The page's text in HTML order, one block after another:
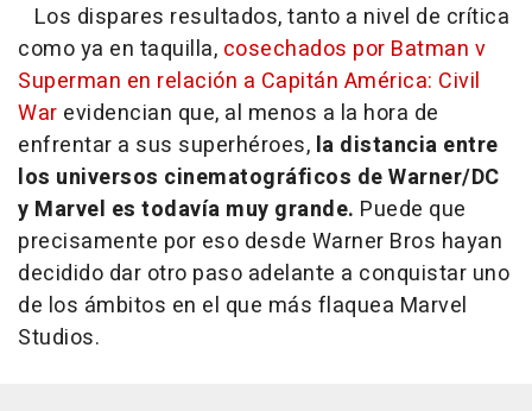
Los dispares resultados, tanto a nivel de crítica
como ya en taquilla, cosechados por Batman v
Superman en relación a Capitán América: Civil
War evidencian que, al menos a la hora de
enfrentar a sus superhéroes, la distancia entre
los universos cinematográficos de Warner/DC
y Marvel es todavía muy grande. Puede que
precisamente por eso desde Warner Bros hayan
decidido dar otro paso adelante a conquistar uno
de los ámbitos en el que más flaquea Marvel
Studios.